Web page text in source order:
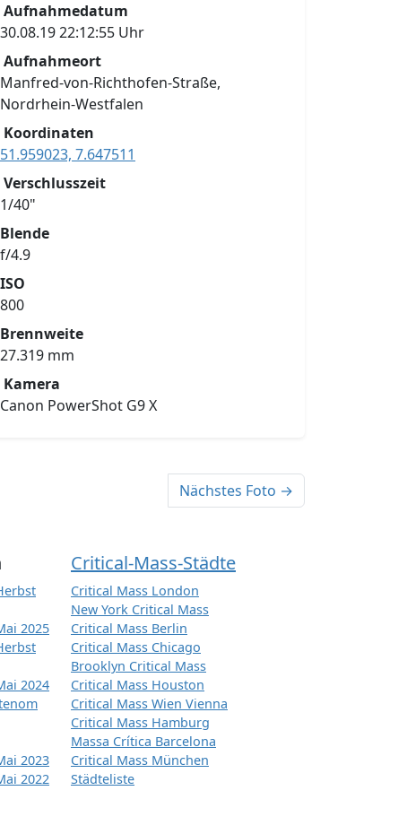
Aufnahmedatum
30.08.19 22:12:55 Uhr
Aufnahmeort
Manfred-von-Richthofen-Straße,
Nordrhein-Westfalen
Koordinaten
51.959023, 7.647511
Verschlusszeit
1/40"
Blende
f/4.9
ISO
800
Brennweite
27.319 mm
Kamera
Canon PowerShot G9 X
Nächstes Foto →
2025
2024
2023
2022
Critical-Mass-Städte
Critical Mass London
New York Critical Mass
Critical Mass Berlin
Critical Mass Chicago
Brooklyn Critical Mass
Critical Mass Houston
Critical Mass Wien Vienna
Critical Mass Hamburg
Massa Crítica Barcelona
Critical Mass München
Städteliste